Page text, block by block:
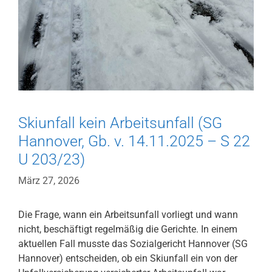
Skiunfall kein Arbeitsunfall (SG
Hannover, Gb. v. 14.11.2025 – S 22
U 203/23)
März 27, 2026
Die Frage, wann ein Arbeitsunfall vorliegt und wann
nicht, beschäftigt regelmäßig die Gerichte. In einem
aktuellen Fall musste das Sozialgericht Hannover (SG
Hannover) entscheiden, ob ein Skiunfall ein von der